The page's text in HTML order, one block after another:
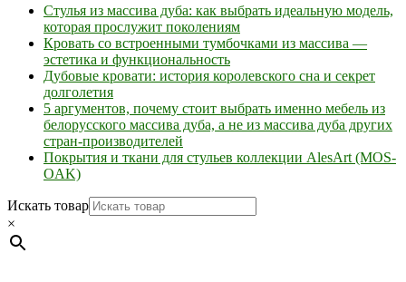
Стулья из массива дуба: как выбрать идеальную модель,
которая прослужит поколениям
Кровать со встроенными тумбочками из массива —
эстетика и функциональность
Дубовые кровати: история королевского сна и секрет
долголетия
5 аргументов, почему стоит выбрать именно мебель из
белорусского массива дуба, а не из массива дуба других
стран-производителей
Покрытия и ткани для стульев коллекции AlesArt (MOS-
OAK)
Искать товар
×